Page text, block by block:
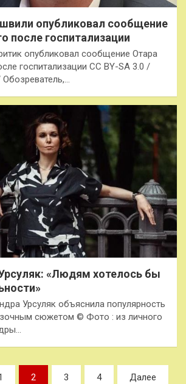
опубликовал сообщение
после госпитализации
опубликовал сообщение Отара
госпитализации CC BY-SA 3.0 /
«Людям хотелось бы
Урсуляк объяснила популярность
сюжетом © Фото : из личного
2 3 4 Далее